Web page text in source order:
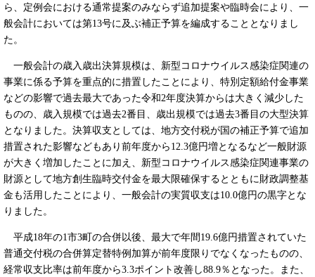
ら、定例会における通常提案のみならず追加提案や臨時会により、一
般会計においては第13号に及ぶ補正予算を編成することとなりまし
た。
一般会計の歳入歳出決算規模は、新型コロナウイルス感染症関連の
事業に係る予算を重点的に措置したことにより、特別定額給付金事業
などの影響で過去最大であった令和2年度決算からは大きく減少した
ものの、歳入規模では過去2番目、歳出規模では過去3番目の大型決算
となりました。決算収支としては、地方交付税が国の補正予算で追加
措置された影響などもあり前年度から12.3億円増となるなど一般財源
が大きく増加したことに加え、新型コロナウイルス感染症関連事業の
財源として地方創生臨時交付金を最大限確保するとともに財政調整基
金も活用したことにより、一般会計の実質収支は10.0億円の黒字とな
りました。
平成18年の1市3町の合併以後、最大で年間19.6億円措置されていた
普通交付税の合併算定替特例加算が前年度限りでなくなったものの、
経常収支比率は前年度から3.3ポイント改善し88.9％となった。また、